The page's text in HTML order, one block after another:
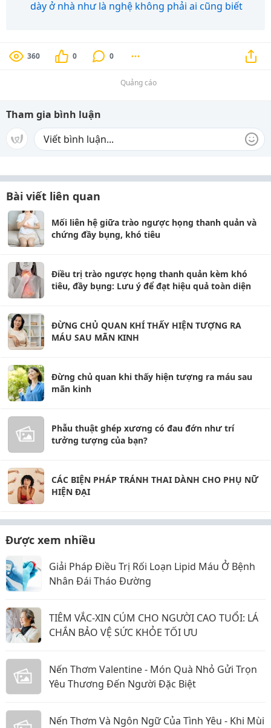
dày ở nhà như là nghệ không phải ai cũng biết
360 0 0
Quảng cáo
Tham gia bình luận
Bài viết liên quan
Mối liên hệ giữa trào ngược họng thanh quản và
chứng đầy bụng, khó tiêu
Điều trị trào ngược họng thanh quản kèm khó
tiêu, đầy bụng: Lưu ý để đạt hiệu quả toàn diện
ĐỪNG CHỦ QUAN KHÍ THẤY HIỆN TƯỢNG RA
MÁU SAU MÃN KINH
Đừng chủ quan khi thấy hiện tượng ra máu sau
mãn kinh
Phẫu thuật ghép xương có đau đớn như trí
tưởng tượng của bạn?
CÁC BIỆN PHÁP TRÁNH THAI DÀNH CHO PHỤ NỮ
HIỆN ĐẠI
Được xem nhiều
Giải Pháp Điều Trị Rối Loạn Lipid Máu Ở Bệnh
Nhân Đái Tháo Đường
TIÊM VẮC-XIN CÚM CHO NGƯỜI CAO TUỔI: LÁ
CHẮN BẢO VỆ SỨC KHỎE TỐI ƯU
Nến Thơm Valentine - Món Quà Nhỏ Gửi Trọn
Yêu Thương Đến Người Đặc Biệt
Nến Thơm Và Ngôn Ngữ Của Tình Yêu - Khi Mùi